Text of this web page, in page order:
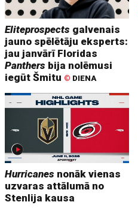
Eliteprospects galvenais
jauno spēlētāju eksperts:
jau janvārī Floridas
Panthers bija nolēmusi
iegūt Šmitu © DIENA
Hurricanes nonāk vienas
uzvaras attālumā no
Stenlija kausa